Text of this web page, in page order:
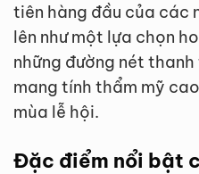
tiên hàng đầu của các
lên như một lựa chọn
những đường nét
mang tính thẩm mỹ
mùa lễ hội.
Đặc điểm nổi bật